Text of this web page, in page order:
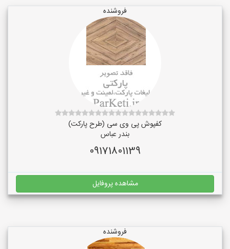
فروشنده
کفپوش پی وی سی (طرح پارکت)
بندر عباس
09171801139
مشاهده پروفایل
فروشنده